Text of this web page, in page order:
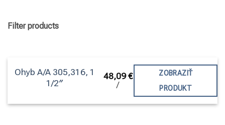
Filter products
Ohyb A/A 305,316, 1
1/2″
48,09€
/
ZOBRAZIŤ
PRODUKT